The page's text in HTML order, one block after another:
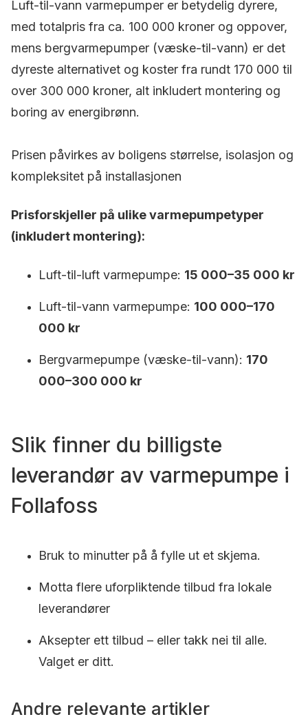
Luft-til-vann varmepumper er betydelig dyrere,
med totalpris fra ca. 100 000 kroner og oppover,
mens bergvarmepumper (væske-til-vann) er det
dyreste alternativet og koster fra rundt 170 000 til
over 300 000 kroner, alt inkludert montering og
boring av energibrønn.
Prisen påvirkes av boligens størrelse, isolasjon og
kompleksitet på installasjonen
Prisforskjeller på ulike varmepumpetyper
(inkludert montering):
Luft-til-luft varmepumpe: 15 000–35 000 kr
Luft-til-vann varmepumpe: 100 000–170
000 kr
Bergvarmepumpe (væske-til-vann): 170
000–300 000 kr
Slik finner du billigste
leverandør av varmepumpe i
Follafoss
Bruk to minutter på å fylle ut et skjema.
Motta flere uforpliktende tilbud fra lokale
leverandører
Aksepter ett tilbud – eller takk nei til alle.
Valget er ditt.
Andre relevante artikler